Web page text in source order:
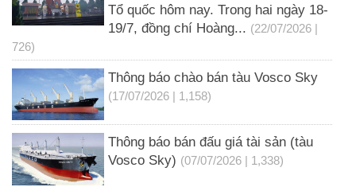
Tổ quốc hôm nay. Trong hai ngày 18-
19/7, đồng chí Hoàng... (22/07/2026 |
726)
Thông báo chào bán tàu Vosco Sky
(17/07/2026 | 1,158)
Thông báo bán đấu giá tài sản (tàu
Vosco Sky) (07/07/2026 | 1,338)